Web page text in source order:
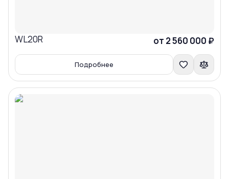
WL20R от 2 560 000 ₽
Подробнее
Сравнить